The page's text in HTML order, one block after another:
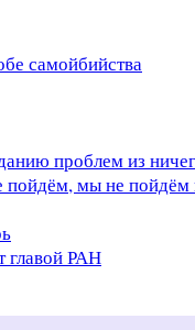
самойбийства
проблем из
мы не пойдём
главой РАН